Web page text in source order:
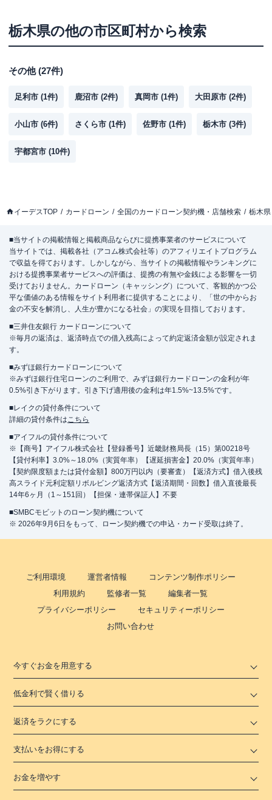
栃木県の他の市区町村から検索
その他(27件)
足利市 (1件) 鹿沼市 (2件) 真岡市 (1件) 大田原市 (2件)
小山市 (6件) さくら市 (1件) 佐野市 (1件) 栃木市 (3件)
宇都宮市 (10件)
イーデスTOP カードローン 全国のカードローン契約機・店舗検索 栃木県
■当サイトの掲載情報と掲載商品ならびに提携事業者のサービスについて
当サイトでは、掲載各社（アコム株式会社等）のアフィリエイトプログラム
で収益を得ております。しかしながら、当サイトの掲載情報やランキングに
おける提携事業者サービスへの評価は、提携の有無や金銭による影響を一切
受けておりません。カードローン（キャッシング）について、客観的かつ公
平な価値のある情報をサイト利用者に提供することにより、「世の中からお
金の不安を解消し、人生が豊かになる社会」の実現を目指しております。
■三井住友銀行 カードローンについて
※毎月の返済は、返済時点での借入残高によって約定返済金額が設定されま
す。
■みずほ銀行カードローンについて
※みずほ銀行住宅ローンのご利用で、みずほ銀行カードローンの金利が年
0.5%引き下がります。引き下げ適用後の金利は年1.5%~13.5%です。
■レイクの貸付条件について
詳細の貸付条件はこちら
■アイフルの貸付条件について
※【商号】アイフル株式会社【登録番号】近畿財務局長（15）第00218号
【貸付利率】3.0%～18.0%（実質年率）【遅延損害金】20.0%（実質年率）
【契約限度額または貸付金額】800万円以内（要審査）【返済方式】借入後残
高スライド元利定額リボルビング返済方式【返済期間・回数】借入直後最長
14年6ヶ月（1～151回）【担保・連帯保証人】不要
■SMBCモビットのローン契約機について
※ 2026年9月6日をもって、ローン契約機での申込・カード受取は終了。
ご利用環境 運営者情報
コンテンツ制作ポリシー
利用規約
監修者一覧
編集者一覧
プライバシーポリシー
セキュリティーポリシー
お問い合わせ
今すぐお金を用意する
低金利で賢く借りる
返済をラクにする
支払いをお得にする
お金を増やす